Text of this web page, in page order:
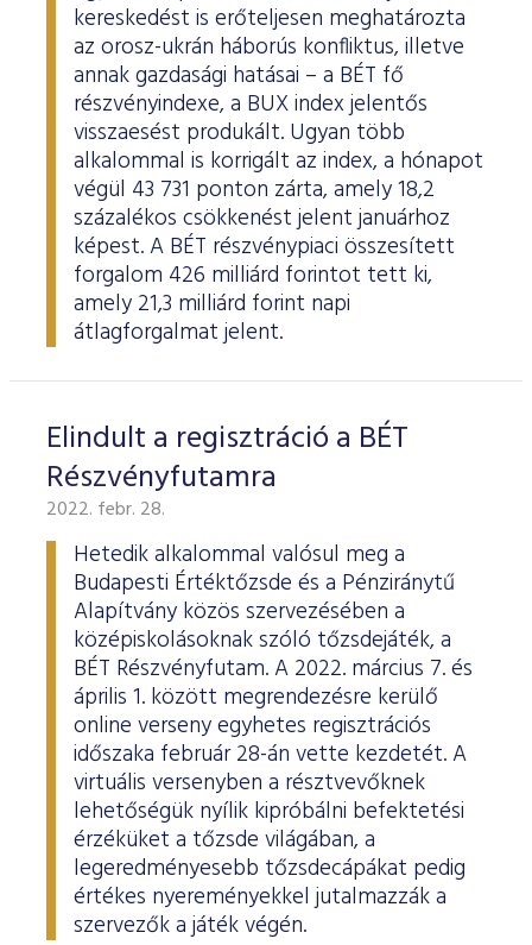
ESG Útmutató
kereskedést is erőteljesen meghatározta
az orosz-ukrán háborús konfliktus, illetve
annak gazdasági hatásai – a BÉT fő
részvényindexe, a BUX index jelentős
visszaesést produkált. Ugyan több
alkalommal is korrigált az index, a hónapot
végül 43 731 ponton zárta, amely 18,2
százalékos csökkenést jelent januárhoz
képest. A BÉT részvénypiaci összesített
forgalom 426 milliárd forintot tett ki,
amely 21,3 milliárd forint napi
átlagforgalmat jelent.
Elindult a regisztráció a BÉT
Részvényfutamra
2022. febr. 28.
Hetedik alkalommal valósul meg a
Budapesti Értéktőzsde és a Pénziránytű
Alapítvány közös szervezésében a
középiskolásoknak szóló tőzsdejáték, a
BÉT Részvényfutam. A 2022. március 7. és
április 1. között megrendezésre kerülő
online verseny egyhetes regisztrációs
időszaka február 28-án vette kezdetét. A
virtuális versenyben a résztvevőknek
lehetőségük nyílik kipróbálni befektetési
érzéküket a tőzsde világában, a
legeredményesebb tőzsdecápákat pedig
értékes nyereményekkel jutalmazzák a
szervezők a játék végén.